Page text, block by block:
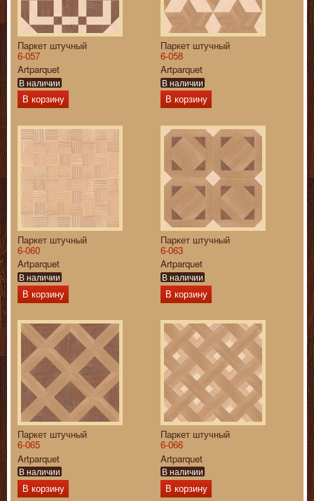
Паркет штучный
6-057
Artparquet
В наличии
В корзину
Паркет штучный
6-058
Artparquet
В наличии
В корзину
Паркет штучный
6-060
Artparquet
В наличии
В корзину
Паркет штучный
6-063
Artparquet
В наличии
В корзину
Паркет штучный
6-065
Artparquet
В наличии
В корзину
Паркет штучный
6-066
Artparquet
В наличии
В корзину